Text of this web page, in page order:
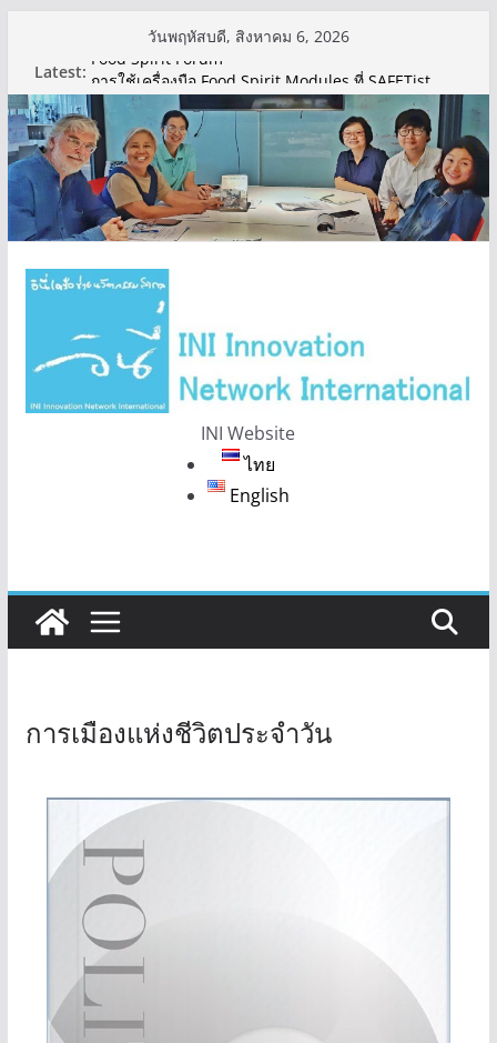
วันพฤหัสบดี, สิงหาคม 6, 2026
Latest: Food Spirit Forum
การใช้เครื่องมือ Food Spirit Modules ที่ SAFETist
Farm เขตทุ่งครุ เมื่อช่วงกลางเดือนกันยายนที่ผ่านมา
INI Website
ไทย
English
การเมืองแห่งชีวิตประจำวัน